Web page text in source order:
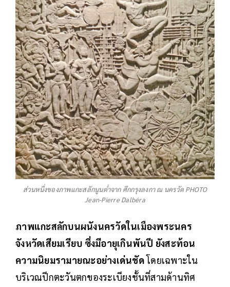
ส่วนหนึ่งของภาพแกะสลักนูนต่ำจาก ศึกกรุงลงกา ณ นครวัด PHOTO
Jean-Pierre Dalbéra
ภาพแกะสลักบนผนังนครวัดในเมืองพระนคร
จังหวัดเสียมเรียบ ซึ่งมีอายุเกินพันปี ยังสะท้อน
ความนิยมรามายณะอย่างเด่นชัดโดยเฉพาะใน
บริเวณปีกตะวันตกของระเบียงชั้นที่สามด้านทิศ